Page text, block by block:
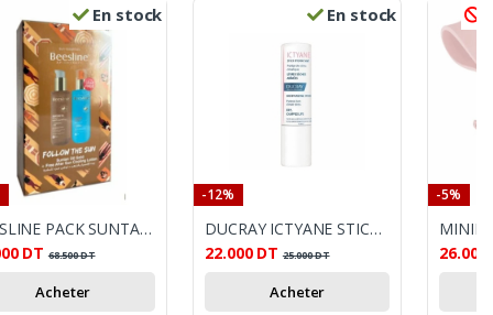
En stock
BEESLINE PACK SUNTAN OIL GOLD 200ML+ AFTER SUN 200ML OFFERT
DT 68.500DT
Acheter
En stock
-12%
DUCRAY ICTYANE STICK HYDRATANT LÈVRES 3G
22.000 DT 25.000DT
Acheter
-5%
26.000